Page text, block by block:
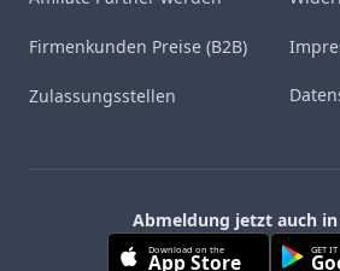
Firmenkunden Preise (B2B)
Zulassungsstellen
Abmeldung jetzt auch
Download on the
App Store GET IT